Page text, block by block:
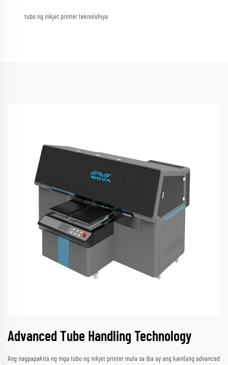
tubo ng inkjet printer teknolohiya
Advanced Tube Handling Technology
Ang nagpapakita ng mga tubo ng inkjet printer mula sa iba ay ang kanilang advanced